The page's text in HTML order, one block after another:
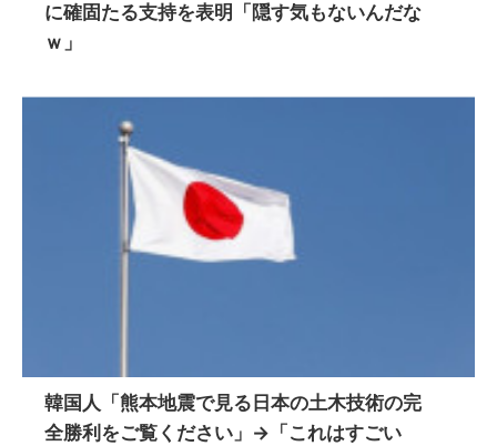
に確固たる支持を表明「隠す気もないんだな
ｗ」
韓国人「熊本地震で見る日本の土木技術の完
全勝利をご覧ください」→「これはすごい